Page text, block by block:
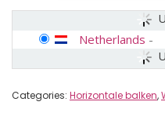
Netherlands -
Categories: Horizontale balken,